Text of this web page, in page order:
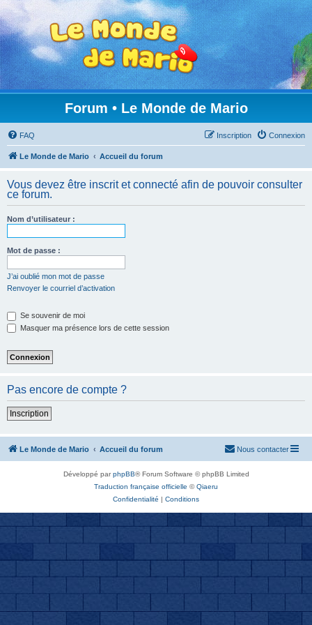
Forum • Le Monde de Mario
FAQ Connexion
Inscription
Le Monde de Mario Accueil du forum
Vous devez être inscrit et connecté afin de pouvoir consulter
ce forum.
Nom d’utilisateur :
Mot de passe :
J’ai oublié mon mot de passe
Renvoyer le courriel d’activation
Se souvenir de moi
Masquer ma présence lors de cette session
Pas encore de compte ?
Inscription
Le Monde de Mario Accueil du forum Nous contacter
Développé parphpBB® Forum Software © phpBB Limited
Traduction française officielle ©Qiaeru
Confidentialité | Conditions